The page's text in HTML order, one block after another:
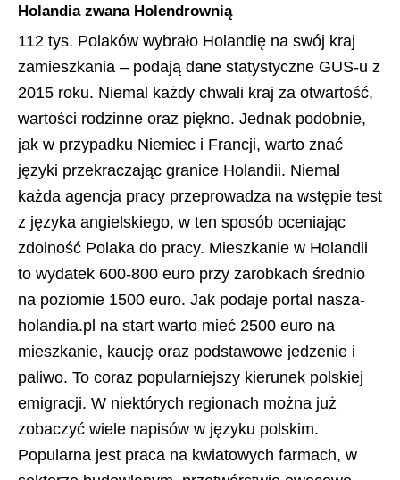
Holandia zwana Holendrownią
112 tys. Polaków wybrało Holandię na swój kraj
zamieszkania – podają dane statystyczne GUS-u z
2015 roku. Niemal każdy chwali kraj za otwartość,
wartości rodzinne oraz piękno. Jednak podobnie,
jak w przypadku Niemiec i Francji, warto znać
języki przekraczając granice Holandii. Niemal
każda agencja pracy przeprowadza na wstępie test
z języka angielskiego, w ten sposób oceniając
zdolność Polaka do pracy. Mieszkanie w Holandii
to wydatek 600-800 euro przy zarobkach średnio
na poziomie 1500 euro. Jak podaje portal nasza-
holandia.pl na start warto mieć 2500 euro na
mieszkanie, kaucję oraz podstawowe jedzenie i
paliwo. To coraz popularniejszy kierunek polskiej
emigracji. W niektórych regionach można już
zobaczyć wiele napisów w języku polskim.
Popularna jest praca na kwiatowych farmach, w